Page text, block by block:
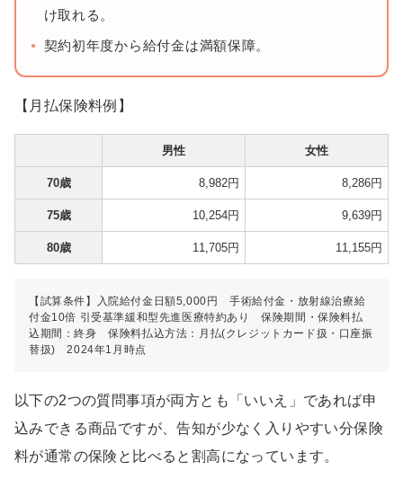
け取れる。
契約初年度から給付金は満額保障。
【月払保険料例】
男性 女性
70歳 8,982円 8,286円
75歳 10,254円 9,639円
80歳 11,705円 11,155円
【試算条件】入院給付金日額5,000円 手術給付金・放射線治療給
付金10倍 引受基準緩和型先進医療特約あり 保険期間・保険料払
込期間：終身 保険料払込方法：月払(クレジットカード扱・口座振
替扱) 2024年1月時点
以下の2つの質問事項が両方とも「いいえ」であれば申
込みできる商品ですが、告知が少なく入りやすい分保険
料が通常の保険と比べると割高になっています。